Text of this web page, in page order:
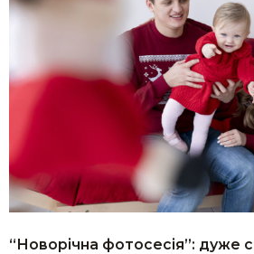
“Новорічна фотосесія”: дуже